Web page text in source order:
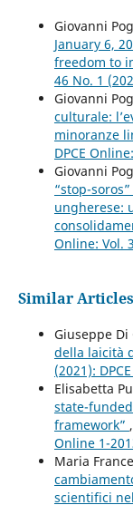
Giovanni
January 6,
freedom to
46 No. 1
Giovanni
culturale:
minoranze
DPCE
Giovanni
“stop-
ungherese:
Online: Vol.
Similar Articles
Giuseppe Di
della laicità
(2021):
Elisabetta
state-
framework” ,
Online 1-
Maria
scientifici